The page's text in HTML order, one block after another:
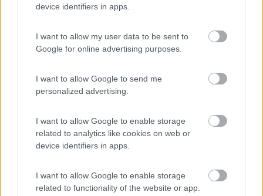
device identifiers in apps.
I want to allow my user data to be sent to
Google for online advertising purposes.
I want to allow Google to send me
personalized advertising.
I want to allow Google to enable storage
related to analytics like cookies on web or
device identifiers in apps.
I want to allow Google to enable storage
related to functionality of the website or app.
Parcheggio Gole di San Martino
Servizi / Posizione
Vicino alle Falesie e bar delle cascate, punto sosta ster...